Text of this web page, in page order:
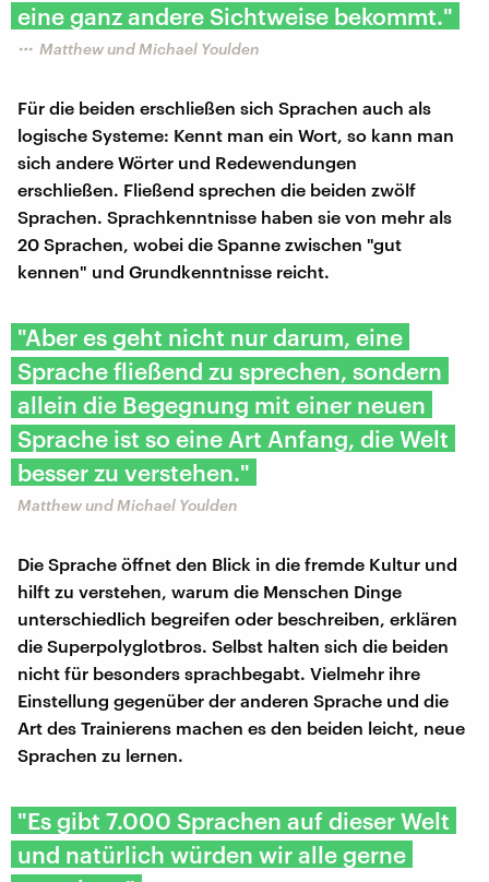
eine ganz andere Sichtweise bekommt."
Matthew und Michael Youlden
Für die beiden erschließen sich Sprachen auch als
logische Systeme: Kennt man ein Wort, so kann man
sich andere Wörter und Redewendungen
erschließen. Fließend sprechen die beiden zwölf
Sprachen. Sprachkenntnisse haben sie von mehr als
20 Sprachen, wobei die Spanne zwischen "gut
kennen" und Grundkenntnisse reicht.
"Aber es geht nicht nur darum, eine
Sprache fließend zu sprechen, sondern
allein die Begegnung mit einer neuen
Sprache ist so eine Art Anfang, die Welt
besser zu verstehen."
Matthew und Michael Youlden
Die Sprache öffnet den Blick in die fremde Kultur und
hilft zu verstehen, warum die Menschen Dinge
unterschiedlich begreifen oder beschreiben, erklären
die Superpolyglotbros. Selbst halten sich die beiden
nicht für besonders sprachbegabt. Vielmehr ihre
Einstellung gegenüber der anderen Sprache und die
Art des Trainierens machen es den beiden leicht, neue
Sprachen zu lernen.
"Es gibt 7.000 Sprachen auf dieser Welt
und natürlich würden wir alle gerne